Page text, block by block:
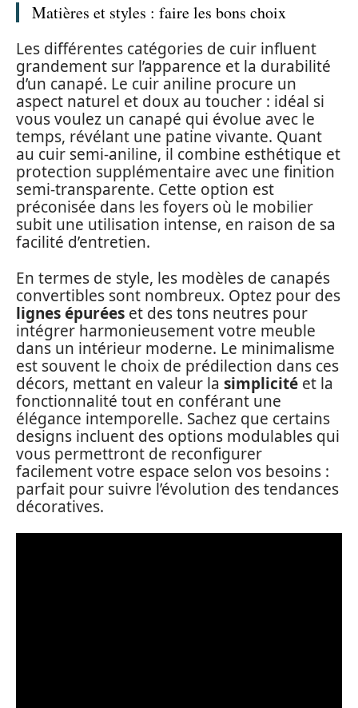
Matières et styles : faire les bons choix
Les différentes catégories de cuir influent
grandement sur l’apparence et la durabilité
d’un canapé. Le cuir aniline procure un
aspect naturel et doux au toucher : idéal si
vous voulez un canapé qui évolue avec le
temps, révélant une patine vivante. Quant
au cuir semi-aniline, il combine esthétique et
protection supplémentaire avec une finition
semi-transparente. Cette option est
préconisée dans les foyers où le mobilier
subit une utilisation intense, en raison de sa
facilité d’entretien.
En termes de style, les modèles de canapés
convertibles sont nombreux. Optez pour des
lignes épurées et des tons neutres pour
intégrer harmonieusement votre meuble
dans un intérieur moderne. Le minimalisme
est souvent le choix de prédilection dans ces
décors, mettant en valeur la simplicité et la
fonctionnalité tout en conférant une
élégance intemporelle. Sachez que certains
designs incluent des options modulables qui
vous permettront de reconfigurer
facilement votre espace selon vos besoins :
parfait pour suivre l’évolution des tendances
décoratives.